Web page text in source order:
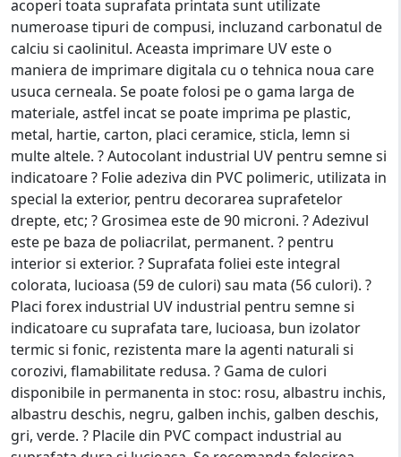
acoperi toata suprafata printata sunt utilizate
numeroase tipuri de compusi, incluzand carbonatul de
calciu si caolinitul. Aceasta imprimare UV este o
maniera de imprimare digitala cu o tehnica noua care
usuca cerneala. Se poate folosi pe o gama larga de
materiale, astfel incat se poate imprima pe plastic,
metal, hartie, carton, placi ceramice, sticla, lemn si
multe altele. ? Autocolant industrial UV pentru semne si
indicatoare ? Folie adeziva din PVC polimeric, utilizata in
special la exterior, pentru decorarea suprafetelor
drepte, etc; ? Grosimea este de 90 microni. ? Adezivul
este pe baza de poliacrilat, permanent. ? pentru
interior si exterior. ? Suprafata foliei este integral
colorata, lucioasa (59 de culori) sau mata (56 culori). ?
Placi forex industrial UV industrial pentru semne si
indicatoare cu suprafata tare, lucioasa, bun izolator
termic si fonic, rezistenta mare la agenti naturali si
corozivi, flamabilitate redusa. ? Gama de culori
disponibile in permanenta in stoc: rosu, albastru inchis,
albastru deschis, negru, galben inchis, galben deschis,
gri, verde. ? Placile din PVC compact industrial au